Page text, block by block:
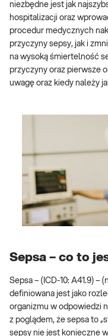
niezbędne jest jak
hospitalizacji oraz
procedur medycznych
przyczyny sepsy, jak i
na wysoką śmiertelność
przyczyny oraz pierwsze
uwagę oraz kiedy należy
Sepsa – co to
Sepsa – (ICD-10: A41.9) –
definiowana jest jako
organizmu w odpowiedzi
z poglądem, że sepsa to
sepsy nie jest konieczne